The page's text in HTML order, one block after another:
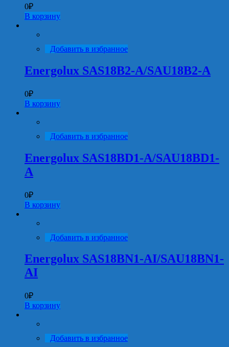
0₽
В корзину
Добавить в избранное
Energolux SAS18B2-A/SAU18B2-A
0₽
В корзину
Добавить в избранное
Energolux SAS18BD1-A/SAU18BD1-
A
0₽
В корзину
Добавить в избранное
Energolux SAS18BN1-AI/SAU18BN1-
AI
0₽
В корзину
Добавить в избранное